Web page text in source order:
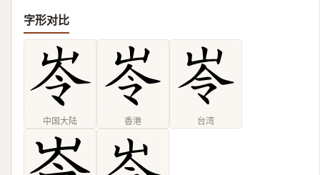
字形对比
中国大陆 香港 台湾